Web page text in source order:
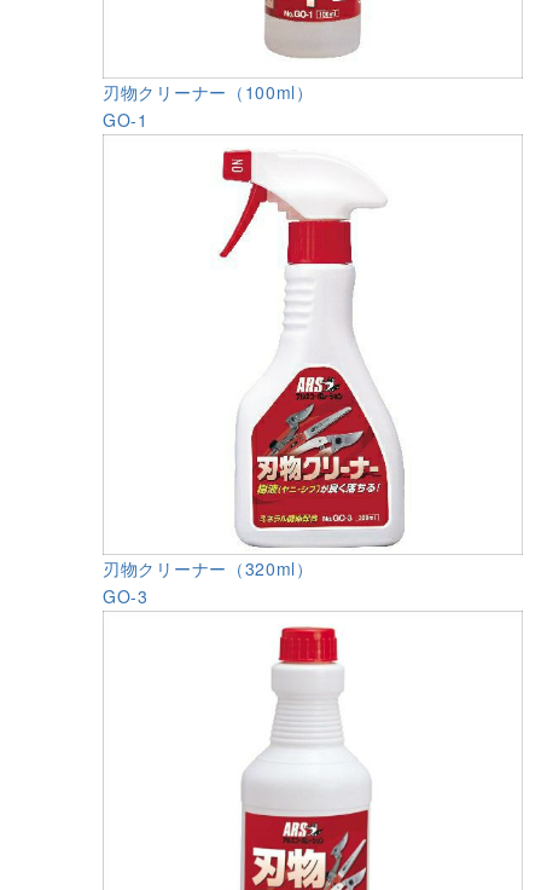
刃物クリーナー（100ml）
GO-1
刃物クリーナー（320ml）
GO-3